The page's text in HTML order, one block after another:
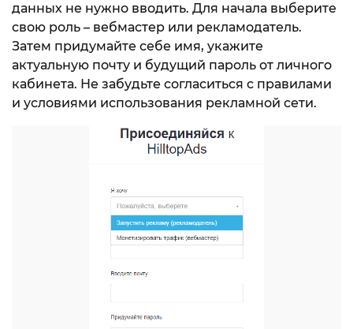
данных не нужно вводить. Для начала выберите
свою роль – вебмастер или рекламодатель.
Затем придумайте себе имя, укажите
актуальную почту и будущий пароль от личного
кабинета. Не забудьте согласиться с правилами
и условиями использования рекламной сети.